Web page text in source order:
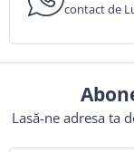
contact de
Lasă-ne adresa ta